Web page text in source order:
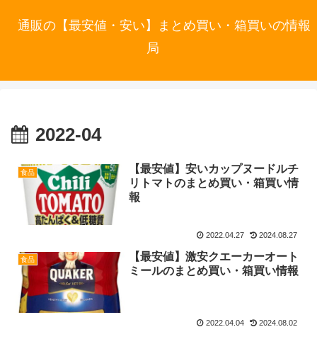
通販の【最安値・安い】まとめ買い・箱買いの情報
局
2022-04
食品
【最安値】安いカップヌードルチ
リトマトのまとめ買い・箱買い情
報
2022.04.27 2024.08.27
食品
【最安値】激安クエーカーオート
ミールのまとめ買い・箱買い情報
2022.04.04 2024.08.02